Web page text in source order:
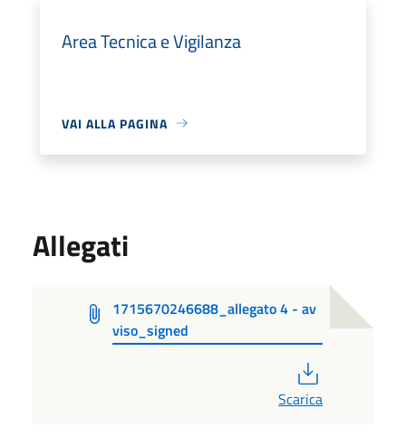
Area Tecnica e Vigilanza
VAI ALLA PAGINA
Allegati
1715670246688_allegato 4 - av
viso_signed
Scarica